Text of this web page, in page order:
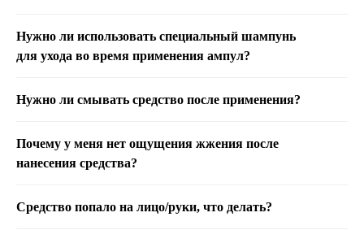
Нужно ли использовать специальный шампунь
для ухода во время применения ампул?
Нужно ли смывать средство после применения?
Почему у меня нет ощущения жжения после
нанесения средства?
Средство попало на лицо/руки, что делать?